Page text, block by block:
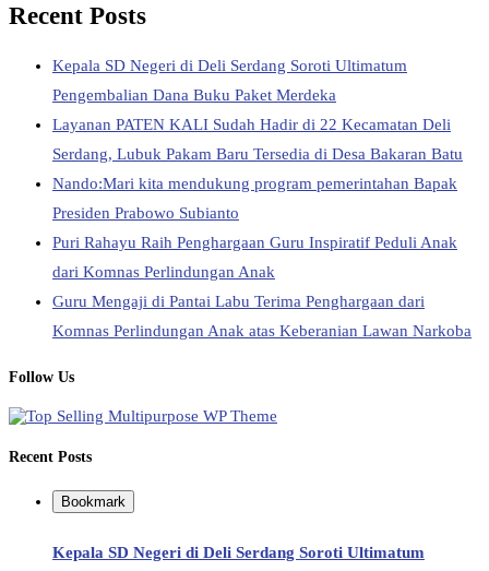
Recent Posts
Kepala SD Negeri di Deli Serdang Soroti Ultimatum
Pengembalian Dana Buku Paket Merdeka
Layanan PATEN KALI Sudah Hadir di 22 Kecamatan Deli
Serdang, Lubuk Pakam Baru Tersedia di Desa Bakaran Batu
Nando:Mari kita mendukung program pemerintahan Bapak
Presiden Prabowo Subianto
Puri Rahayu Raih Penghargaan Guru Inspiratif Peduli Anak
dari Komnas Perlindungan Anak
Guru Mengaji di Pantai Labu Terima Penghargaan dari
Komnas Perlindungan Anak atas Keberanian Lawan Narkoba
Follow Us
Recent Posts
Bookmark
Kepala SD Negeri di Deli Serdang Soroti Ultimatum